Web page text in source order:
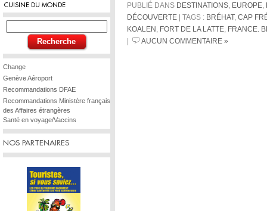
CUISINE DU MONDE
Change
Genève Aéroport
Recommandations DFAE
Recommandations Ministère français
des Affaires étrangères
Santé en voyage/Vaccins
NOS PARTENAIRES
PUBLIÉ DANS DESTINATIONS EUROPE
DÉCOUVERTE | TAGS : BRÉHAT, CAP
KOALEN
FORT DE LA LATTE
FRANCE.
AUCUN COMMENTAIRE »